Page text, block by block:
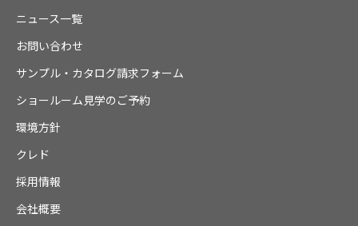
ニュース一覧
お問い合わせ
サンプル・カタログ請求フォーム
ショールーム見学のご予約
環境方針
クレド
採用情報
会社概要